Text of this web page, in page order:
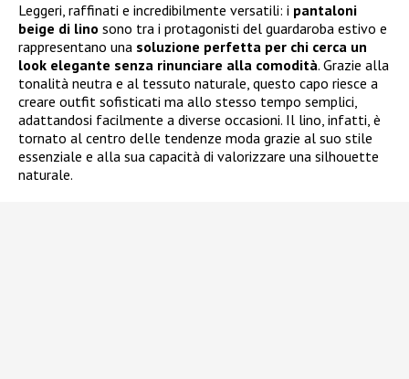
Leggeri, raffinati e incredibilmente versatili: i pantaloni
beige di lino sono tra i protagonisti del guardaroba estivo e
rappresentano una soluzione perfetta per chi cerca un
look elegante senza rinunciare alla comodità. Grazie alla
tonalità neutra e al tessuto naturale, questo capo riesce a
creare outfit sofisticati ma allo stesso tempo semplici,
adattandosi facilmente a diverse occasioni. Il lino, infatti, è
tornato al centro delle tendenze moda grazie al suo stile
essenziale e alla sua capacità di valorizzare una silhouette
naturale.